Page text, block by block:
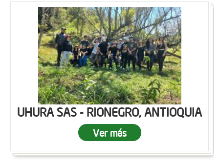
UHURA SAS - RIONEGRO, ANTIOQUIA
Ver más